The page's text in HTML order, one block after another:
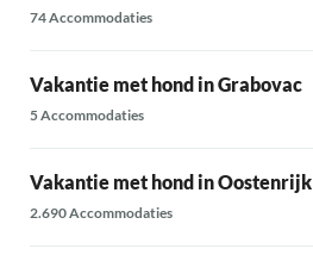
74 Accommodaties
Vakantie met hond in Grabovac
5 Accommodaties
Vakantie met hond in Oostenrijk
2.690 Accommodaties